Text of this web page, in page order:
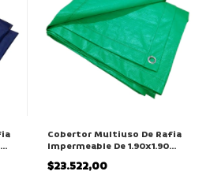
Cobertor Multiuso De Rafia
Impermeable De 1.90x1.90
Mts Con Ojalas
$23.522,00